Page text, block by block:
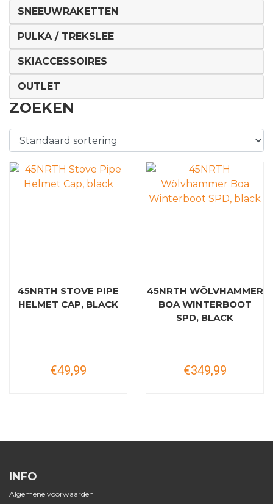
SNEEUWRAKETTEN
PULKA / TREKSLEE
SKIACCESSOIRES
OUTLET
ZOEKEN
45NRTH STOVE PIPE
HELMET CAP, BLACK
€49,99
45NRTH WÖLVHAMMER
BOA WINTERBOOT
SPD, BLACK
€349,99
INFO
Algemene voorwaarden